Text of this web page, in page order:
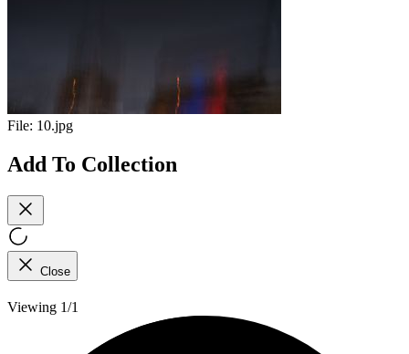
File: 10.jpg
Add To Collection
Close
Viewing 1/1